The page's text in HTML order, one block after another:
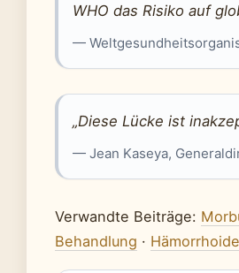
WHO das Risiko auf
—
„Diese Lücke ist
— Jean Kaseya,
Verwandte Beiträge:
Behandlung ·